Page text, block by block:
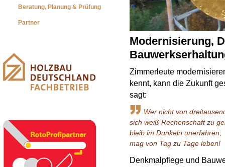
Beratung, Planung & Prüfung
Partner
Modernisierung,
Zimmerleute
kennt, kann die Zukunft
sagt:
Wer nicht von
sich weiß Rechenschaft zu
bleib im Dunkeln unerfahren,
mag von Tag zu Tage leben!
Denkmalpflege und